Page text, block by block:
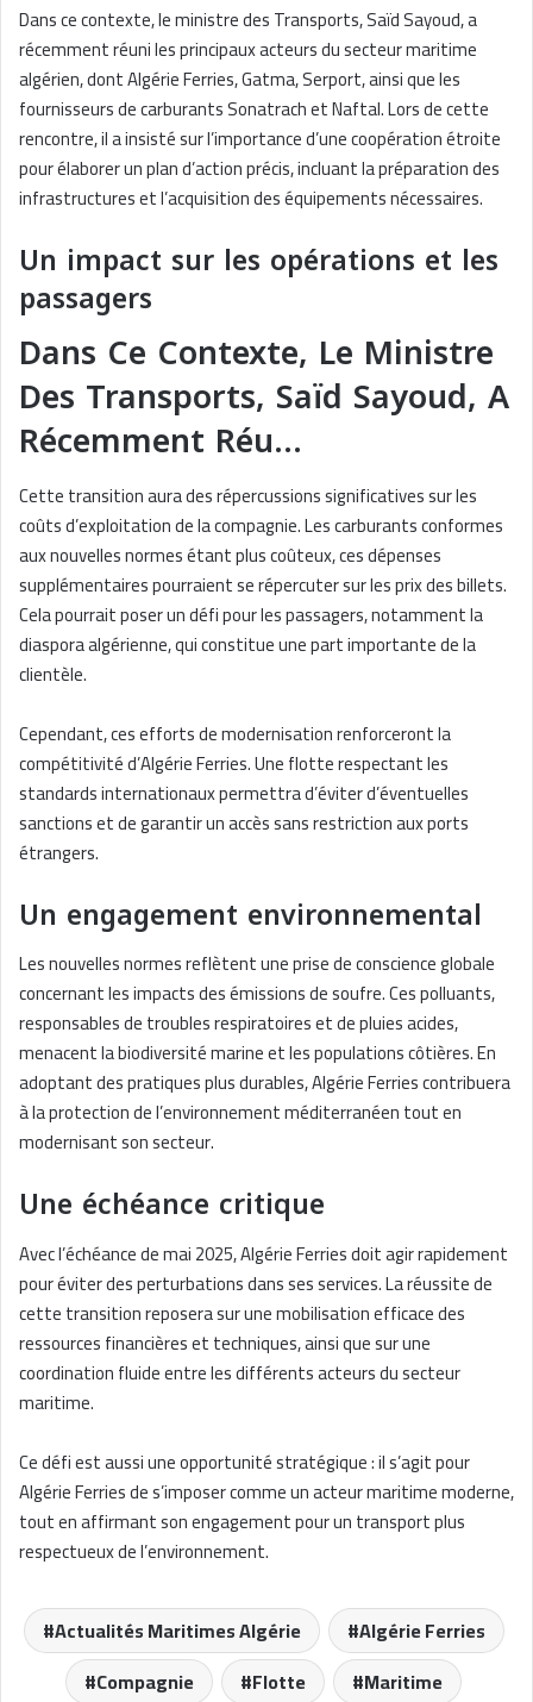
Dans ce contexte, le ministre des Transports, Saïd Sayoud, a
récemment réuni les principaux acteurs du secteur maritime
algérien, dont Algérie Ferries, Gatma, Serport, ainsi que les
fournisseurs de carburants Sonatrach et Naftal. Lors de cette
rencontre, il a insisté sur l’importance d’une coopération étroite
pour élaborer un plan d’action précis, incluant la préparation des
infrastructures et l’acquisition des équipements nécessaires.
Un impact sur les opérations et les
passagers
Dans Ce Contexte, Le Ministre
Des Transports, Saïd Sayoud, A
Récemment Réu…
Cette transition aura des répercussions significatives sur les
coûts d’exploitation de la compagnie. Les carburants conformes
aux nouvelles normes étant plus coûteux, ces dépenses
supplémentaires pourraient se répercuter sur les prix des billets.
Cela pourrait poser un défi pour les passagers, notamment la
diaspora algérienne, qui constitue une part importante de la
clientèle.
Cependant, ces efforts de modernisation renforceront la
compétitivité d’Algérie Ferries. Une flotte respectant les
standards internationaux permettra d’éviter d’éventuelles
sanctions et de garantir un accès sans restriction aux ports
étrangers.
Un engagement environnemental
Les nouvelles normes reflètent une prise de conscience globale
concernant les impacts des émissions de soufre. Ces polluants,
responsables de troubles respiratoires et de pluies acides,
menacent la biodiversité marine et les populations côtières. En
adoptant des pratiques plus durables, Algérie Ferries contribuera
à la protection de l’environnement méditerranéen tout en
modernisant son secteur.
Une échéance critique
Avec l’échéance de mai 2025, Algérie Ferries doit agir rapidement
pour éviter des perturbations dans ses services. La réussite de
cette transition reposera sur une mobilisation efficace des
ressources financières et techniques, ainsi que sur une
coordination fluide entre les différents acteurs du secteur
maritime.
Ce défi est aussi une opportunité stratégique : il s’agit pour
Algérie Ferries de s’imposer comme un acteur maritime moderne,
tout en affirmant son engagement pour un transport plus
respectueux de l’environnement.
Actualités Maritimes Algérie
Algérie Ferries
Compagnie
Flotte Maritime